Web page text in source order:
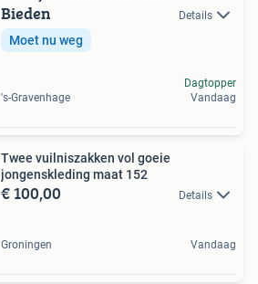
Bieden Details
Moet nu weg
's-Gravenhage
Dagtopper
Vandaag
Twee vuilniszakken vol goeie
jongenskleding maat 152
€ 100,00 Details
Groningen Vandaag